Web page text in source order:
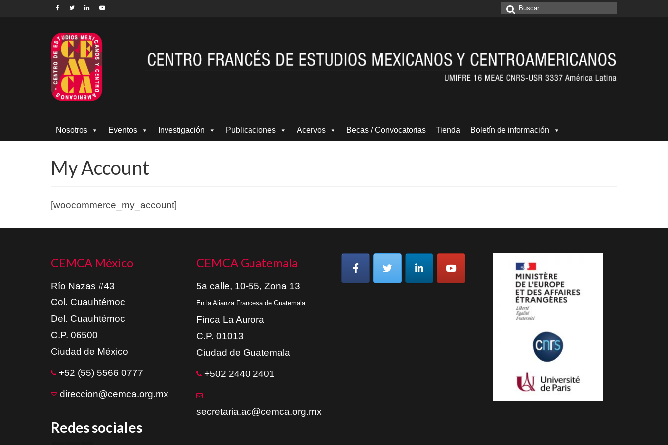
Buscar
Nosotros Eventos Investigación Publicaciones Acervos Becas / Convocatorias Tienda Boletín de información
My Account
[woocommerce_my_account]
CEMCA México
Río Nazas #43
Col. Cuauhtémoc
Del. Cuauhtémoc
C.P. 06500
Ciudad de México
+52 (55) 5566 0777
direccion@cemca.org.mx
Redes sociales
CEMCA Guatemala
5a calle, 10-55, Zona 13
En la Alianza Francesa de Guatemala
Finca La Aurora
C.P. 01013
Ciudad de Guatemala
+502 2440 2401
secretaria.ac@cemca.org.mx